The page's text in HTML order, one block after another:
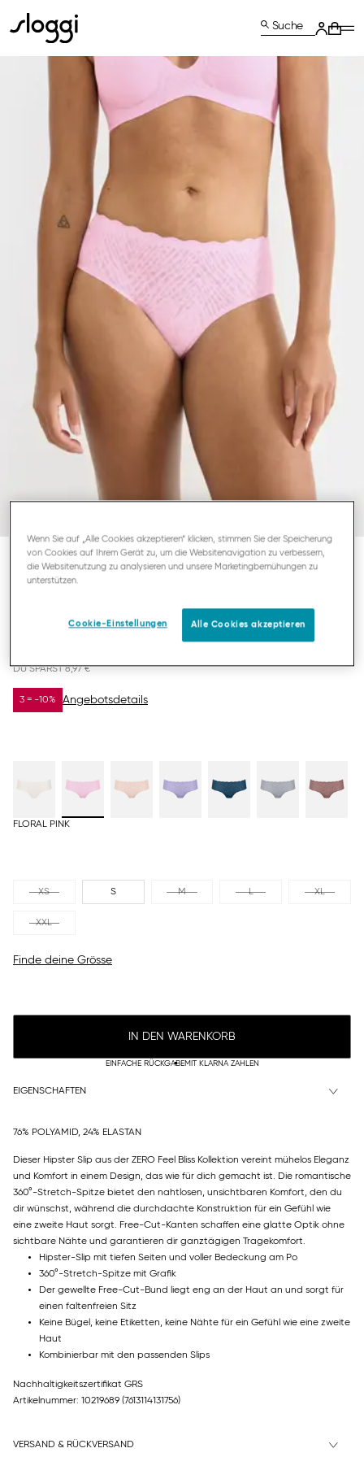
Suche
SLOGGI ZERO FEEL BLISS
DU SPARST8,97 €
3 = -10% Angebotsdetails
FLORAL PINK
XS S M L XL
XXL
Finde deine Grösse
IN DEN WARENKORB
EINFACHE RÜCKGABEMIT KLARNA ZAHLEN
EIGENSCHAFTEN
76% POLYAMID, 24% ELASTAN
Dieser Hipster Slip aus der ZERO Feel Bliss Kollektion vereint mühelos Eleganz
und Komfort in einem Design, das wie für dich gemacht ist. Die romantische
360°-Stretch-Spitze bietet den nahtlosen, unsichtbaren Komfort, den du
dir wünschst, während die durchdachte Konstruktion für ein Gefühl wie
eine zweite Haut sorgt. Free-Cut-Kanten schaffen eine glatte Optik ohne
sichtbare Nähte und garantieren dir ganztägigen Tragekomfort.
Hipster-Slip mit tiefen Seiten und voller Bedeckung am Po
360°-Stretch-Spitze mit Grafik
Der gewellte Free-Cut-Bund liegt eng an der Haut an und sorgt für
einen faltenfreien Sitz
Keine Bügel, keine Etiketten, keine Nähte für ein Gefühl wie eine zweite
Haut
Kombinierbar mit den passenden Slips
Nachhaltigkeitszertifikat GRS
Artikelnummer: 10219689 (7613114131756)
VERSAND & RÜCKVERSAND
Wenn Sie auf „Alle Cookies akzeptieren“ klicken, stimmen Sie der Speicherung
von Cookies auf Ihrem Gerät zu, um die Websitenavigation zu verbessern,
die Websitenutzung zu analysieren und unsere Marketingbemühungen zu
unterstützen.
Cookie-Einstellungen Alle Cookies akzeptieren